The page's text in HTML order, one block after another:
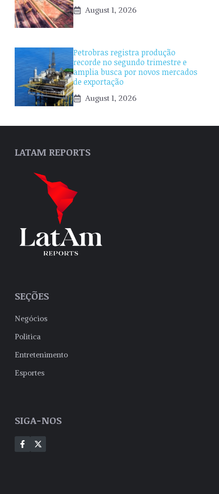
August 1, 2026
Petrobras registra produção
recorde no segundo trimestre e
amplia busca por novos mercados
de exportação
August 1, 2026
LATAM REPORTS
SEÇÕES
Negócios
Politica
Entretenimento
Esportes
SIGA-NOS